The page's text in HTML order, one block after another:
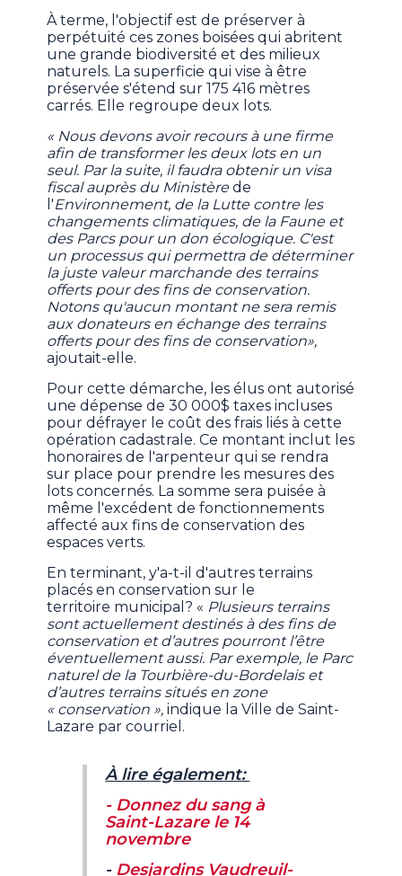
À terme, l'objectif est de préserver à
perpétuité ces zones boisées qui abritent
une grande biodiversité et des milieux
naturels. La superficie qui vise à être
préservée s'étend sur 175 416 mètres
carrés. Elle regroupe deux lots.
« Nous devons avoir recours à une firme
afin de transformer les deux lots en un
seul. Par la suite, il faudra obtenir un visa
fiscal auprès du Ministèrede
l'Environnement, de la Lutte contre les
changements climatiques, de la Faune et
des Parcs pour un don écologique. C'est
un processus qui permettra de déterminer
la juste valeur marchande des terrains
offerts pour des fins de conservation.
Notons qu'aucun montant ne sera remis
aux donateurs en échange des terrains
offerts pour des fins de conservation»,
ajoutait-elle.
Pour cette démarche, les élus ont autorisé
une dépense de 30 000$ taxes incluses
pour défrayer le coût des frais liés à cette
opération cadastrale. Ce montant inclut les
honoraires de l'arpenteur qui se rendra
sur place pour prendre les mesures des
lots concernés. La somme sera puisée à
même l'excédent de fonctionnements
affecté aux fins de conservation des
espaces verts.
En terminant, y'a-t-il d'autresterrains
placés en conservation sur le
territoire municipal? « Plusieurs terrains
sont actuellement destinés à des fins de
conservation et d’autres pourront l’être
éventuellement aussi. Par exemple, le Parc
naturel de la Tourbière-du-Bordelais et
d’autres terrains situés en zone
« conservation »,indique la Ville de Saint-
Lazare par courriel.
À lire également:
- Donnez du sang à
Saint-Lazare le 14
novembre
- Desjardins Vaudreuil-